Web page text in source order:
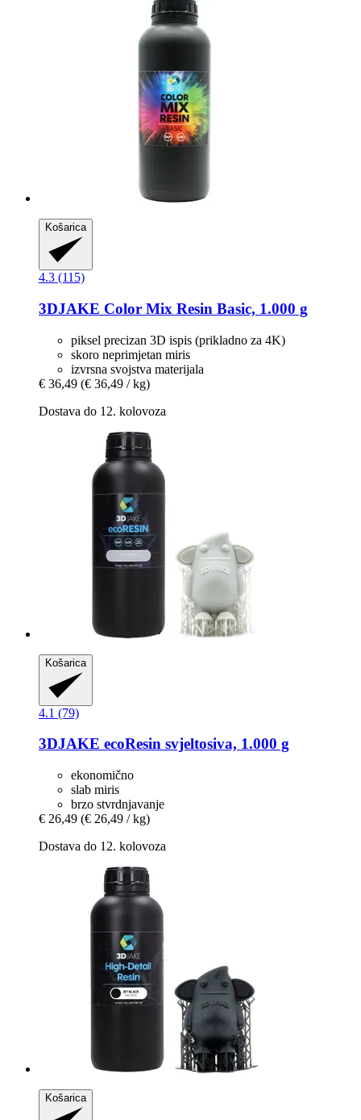
Košarica
4.3 (115)
3DJAKE Color Mix Resin Basic, 1.000 g
piksel precizan 3D ispis (prikladno za 4K)
skoro neprimjetan miris
izvrsna svojstva materijala
€ 36,49 (€ 36,49 / kg)
Dostava do 12. kolovoza
Košarica
4.1 (79)
3DJAKE ecoResin svjeltosiva, 1.000 g
ekonomično
slab miris
brzo stvrdnjavanje
€ 26,49 (€ 26,49 / kg)
Dostava do 12. kolovoza
Košarica